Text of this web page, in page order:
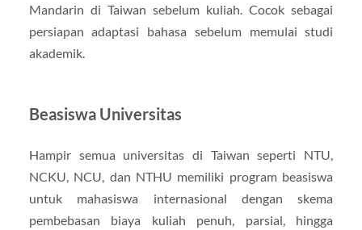
Mandarin di Taiwan sebelum kuliah. Cocok sebagai
persiapan adaptasi bahasa sebelum memulai studi
akademik.
Beasiswa Universitas
Hampir semua universitas di Taiwan seperti NTU,
NCKU, NCU, dan NTHU memiliki program beasiswa
untuk mahasiswa internasional dengan skema
pembebasan biaya kuliah penuh, parsial, hingga